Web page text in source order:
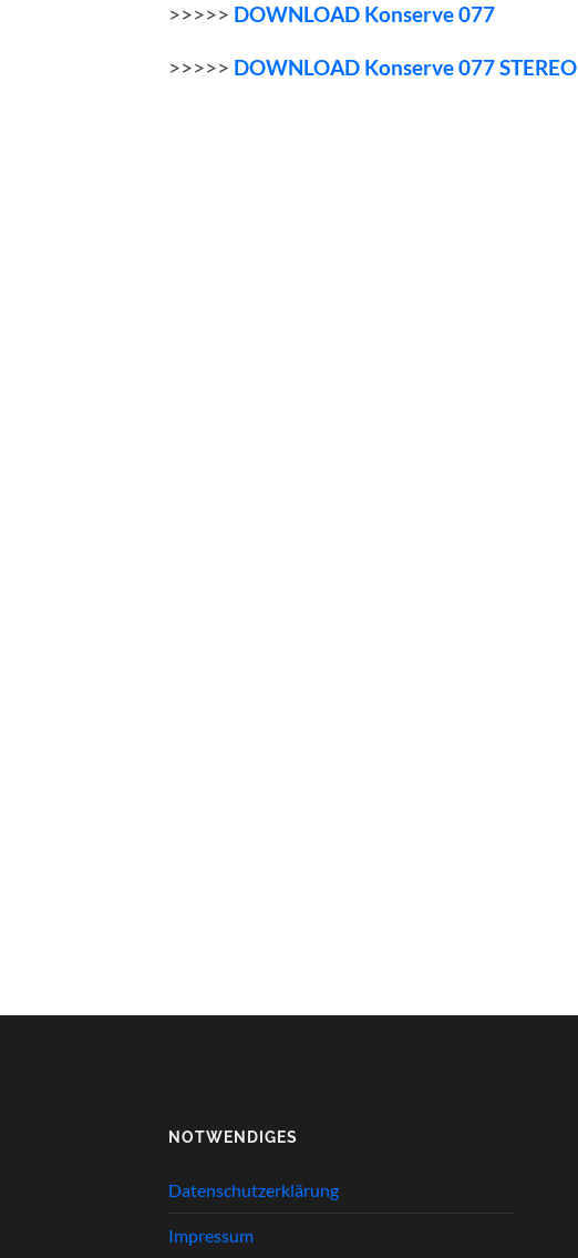
>>>>> DOWNLOAD Konserve 077
>>>>> DOWNLOAD Konserve 077STEREO
NOTWENDIGES
Datenschutzerklärung
Impressum